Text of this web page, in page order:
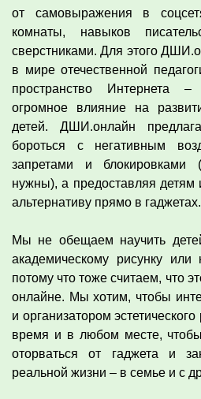
от самовыражения в
комнаты, навыков
сверстниками. Для этого
в мире отечественной
пространство Интернета
огромное влияние на
детей. ДШИ.онлайн
бороться с негативным
запретами и блокировками
нужны), а предоставляя детям
альтернативу прямо в гаджетах.
Мы не обещаем научить
академическому рисунку или
потому что тоже считаем, что
онлайне. Мы хотим, чтобы
и организатором
время и в любом месте,
оторваться от гаджета и
реальной жизни – в семье и с